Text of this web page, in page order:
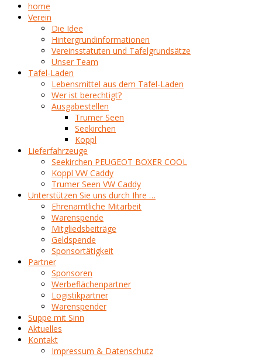
home
Verein
Die Idee
Hintergrundinformationen
Vereinsstatuten und Tafelgrundsätze
Unser Team
Tafel-Laden
Lebensmittel aus dem Tafel-Laden
Wer ist berechtigt?
Ausgabestellen
Trumer Seen
Seekirchen
Koppl
Lieferfahrzeuge
Seekirchen PEUGEOT BOXER COOL
Koppl VW Caddy
Trumer Seen VW Caddy
Unterstützen Sie uns durch Ihre …
Ehrenamtliche Mitarbeit
Warenspende
Mitgliedsbeiträge
Geldspende
Sponsortätigkeit
Partner
Sponsoren
Werbeflächenpartner
Logistikpartner
Warenspender
Suppe mit Sinn
Aktuelles
Kontakt
Impressum & Datenschutz